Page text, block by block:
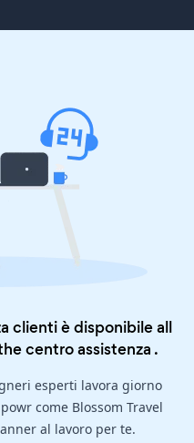
clienti è disponibile all
centro assistenza .
esperti lavora giorno
come Blossom Travel
al lavoro per te.